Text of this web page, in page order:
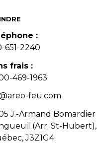
:
651-2240
frais :
469-1963
feu.com
J.-Armand Bomardier
(Arr. St-Hubert),
J3Z1G4